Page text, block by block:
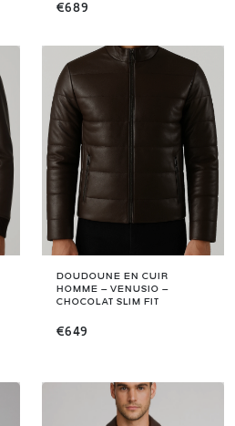
€689
DOUDOUNE EN CUIR
HOMME – VENUSIO –
CHOCOLAT SLIM FIT
€649